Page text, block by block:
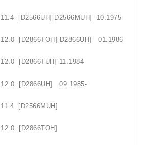
10.1975-
01.1986-
[D2866TUH] 11.1984-
[D2866UH] 09.1985-
11.4 [D2566MUH]
12.0 [D2866TOH]